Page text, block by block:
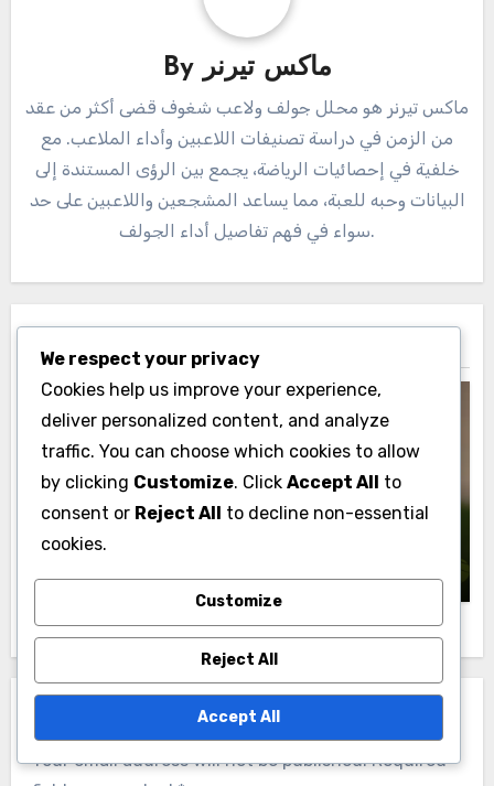
By ماكس تيرنر
ماكس تيرنر هو محلل جولف ولاعب شغوف قضى أكثر من عقد
من الزمن في دراسة تصنيفات اللاعبين وأداء الملاعب. مع
خلفية في إحصائيات الرياضة، يجمع بين الرؤى المستندة إلى
البيانات وحبه للعبة، مما يساعد المشجعين واللاعبين على حد
سواء في فهم تفاصيل أداء الجولف.
تصنيفات وتحليلات جولف الصين
أفضل لاعبي الجولف الصينيين ومقاييس أدائهم
Leave a Reply
Your email address will not be published. Required
We respect your privacy
Cookies help us improve your experience,
deliver personalized content, and analyze
traffic. You can choose which cookies to allow
by clicking Customize. Click Accept All to
consent or Reject All to decline non-essential
cookies.
Customize
Reject All
Accept All